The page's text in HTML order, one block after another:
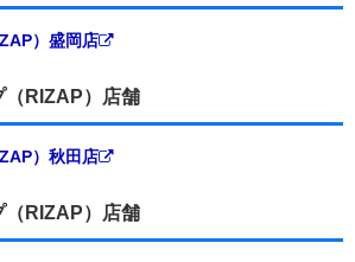
）盛岡店
（RIZAP）店舗
）秋田店
（RIZAP）店舗